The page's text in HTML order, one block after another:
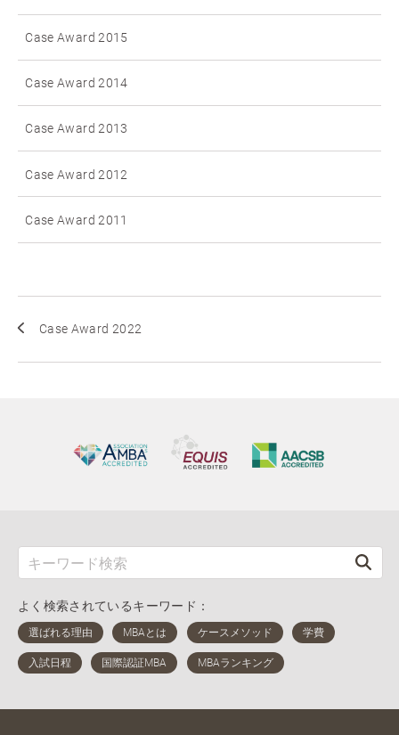
Case Award 2015
Case Award 2014
Case Award 2013
Case Award 2012
Case Award 2011
Case Award 2022
よく検索されているキーワード：